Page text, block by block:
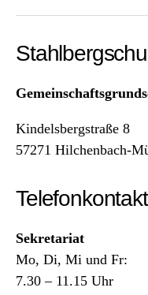
Kindelsbergstraße 8
57271 Hilchenbach-
Telefonkontakt
Sekretariat
Mo, Di, Mi und Fr:
7.30 – 11.15 Uhr